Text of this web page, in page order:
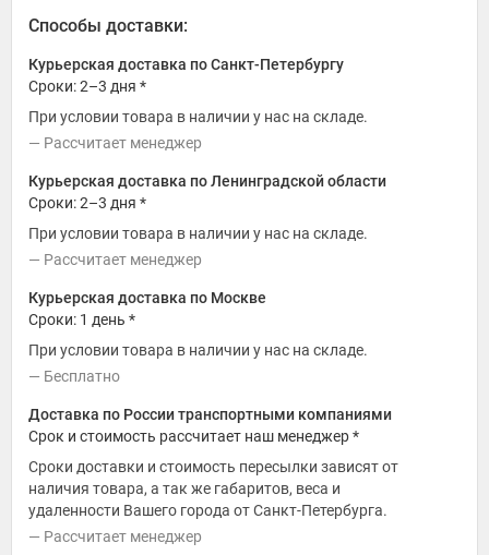
Способы доставки:
Курьерская доставка по Санкт-Петербургу
Сроки: 2–3 дня *
При условии товара в наличии у нас на складе.
Рассчитает менеджер
Курьерская доставка по Ленинградской области
Сроки: 2–3 дня *
При условии товара в наличии у нас на складе.
Рассчитает менеджер
Курьерская доставка по Москве
Сроки: 1 день *
При условии товара в наличии у нас на складе.
Бесплатно
Доставка по России транспортными компаниями
Срок и стоимость рассчитает наш менеджер *
Сроки доставки и стоимость пересылки зависят от
наличия товара, а так же габаритов, веса и
удаленности Вашего города от Санкт-Петербурга.
Рассчитает менеджер